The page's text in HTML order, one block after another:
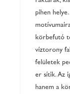
körbefutó
víztorony
felületek
erősítik. Az
hanem a